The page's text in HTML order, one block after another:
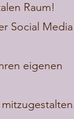
Raum!
Social Media
eigenen